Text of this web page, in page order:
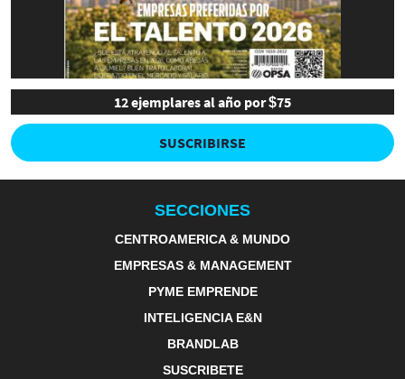
12 ejemplares al año por $75
SUSCRIBIRSE
SECCIONES
CENTROAMERICA & MUNDO
EMPRESAS & MANAGEMENT
PYME EMPRENDE
INTELIGENCIA E&N
BRANDLAB
SUSCRIBETE